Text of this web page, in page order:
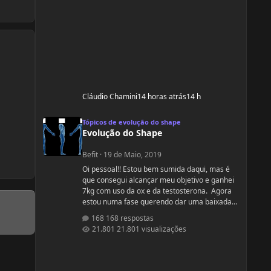
Cláudio Chamini14 horas atrás14 h
Tópicos de evolução do shape
Evolução do Shape
Befit· 19 de Maio, 2019
Oi pessoal!! Estou bem sumida daqui, mas é
que consegui alcançar meu objetivo e ganhei
7kg com uso da ox e da testosterona. Agora
estou numa fase querendo dar uma baixada
e saber exatamente o que devo fazer, gostaria
de compartilhamento de treinos e talvez
168 respostas
21.801 visualizações